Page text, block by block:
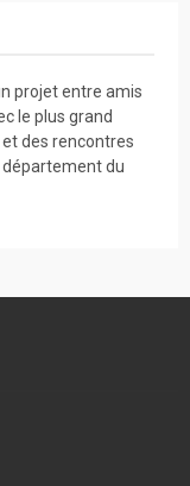
projet entre amis
le plus grand
des rencontres
du